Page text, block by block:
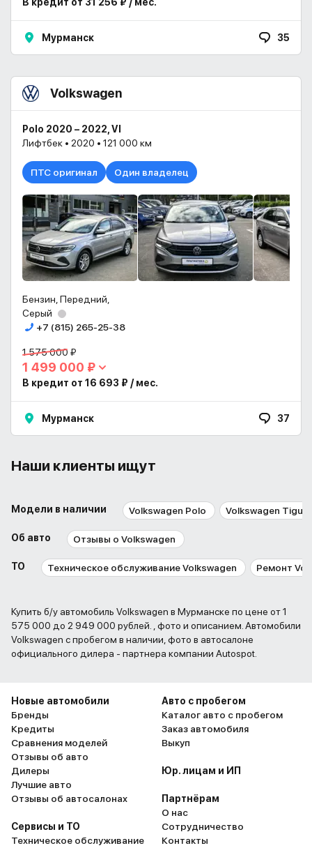
Мурманск 35
Volkswagen
Polo 2020 – 2022, VI
Лифтбек • 2020 • 121 000 км
ПТС оригинал Один владелец
Бензин, Передний,
Серый
+7 (815) 265-25-38
1 575 000 ₽
1 499 000 ₽
В кредит от 16 693 ₽ / мес.
Мурманск 37
Наши клиенты ищут
Модели в наличии Volkswagen Polo Volkswagen
Об авто Отзывы о Volkswagen
ТО Техническое обслуживание Volkswagen Ремонт
Купить б/у автомобиль Volkswagen в Мурманске по цене от 1
575 000 до 2 949 000 рублей. , фото и описанием. Автомобили
Volkswagen с пробегом в наличии, фото в автосалоне
официального дилера - партнера компании Autospot.
Новые автомобили
Бренды
Кредиты
Сравнения моделей
Отзывы об авто
Дилеры
Лучшие авто
Отзывы об автосалонах
Сервисы и ТО
Техническое обслуживание
Авто с пробегом
Каталог авто с пробегом
Заказ автомобиля
Выкуп
Юр. лицам и ИП
Партнёрам
О нас
Сотрудничество
Контакты